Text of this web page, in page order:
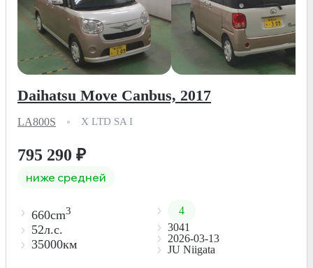
Daihatsu Move Canbus, 2017
LA800S X LTD SA I
795 290 ₽
ниже средней
660cm3
52л.с.
35000км
4
3041
2026-03-13
JU Niigata